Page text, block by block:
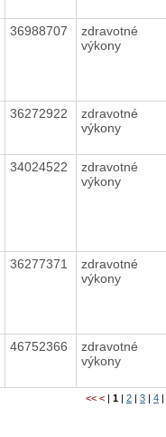
36988707
zdravotné
výkony
36272922
zdravotné
výkony
34024522
zdravotné
výkony
36277371
zdravotné
výkony
46752366
zdravotné
výkony
<< <| 1| 2| 3| 4|